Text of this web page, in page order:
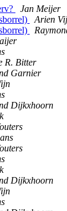
Jan Meijer
Arien
R. Bitter
Garnier
Dijkxhoorn
Dijkxhoorn